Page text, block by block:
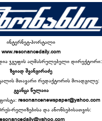
ინტერნეტ-პორტალი
www.resonancedaily.com
ჯგუფის აღმასრულებელი დირექტორი:
ზვიად შვანგირაძე
მთავარი რედაქტორის მოადგილე:
გვანცა წულაია
resonancenewspaper@yahoo.com
რელიზებისა და ანონსებისათვის: